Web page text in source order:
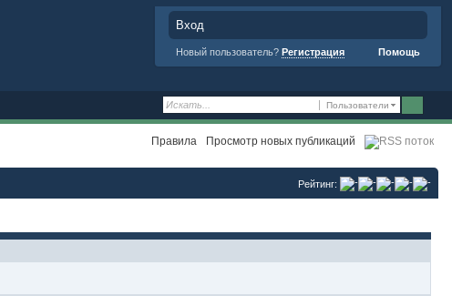
Вход
Новый пользователь? Регистрация Помощь
Пользователи
Правила Просмотр новых публикаций
Рейтинг: